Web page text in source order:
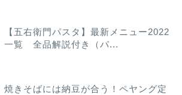
【五右衛門パスタ】最新メニュー2022
一覧 全品解説付き（パ...
焼きそばには納豆が合う！ペヤング定